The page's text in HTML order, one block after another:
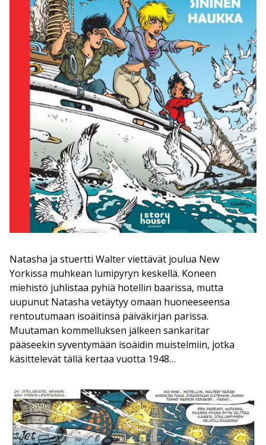
Natasha ja stuertti Walter viettävät joulua New
Yorkissa muhkean lumipyryn keskellä. Koneen
miehistö juhlistaa pyhiä hotellin baarissa, mutta
uupunut Natasha vetäytyy omaan huoneeseensa
rentoutumaan isoäitinsä päiväkirjan parissa.
Muutaman kommelluksen jälkeen sankaritar
pääseekin syventymään isoäidin muistelmiin, jotka
käsittelevät tällä kertaa vuotta 1948…